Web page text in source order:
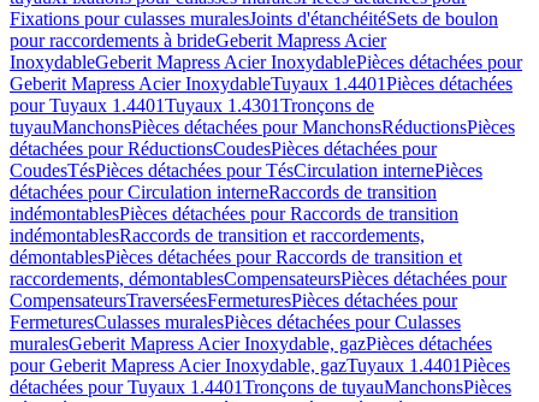
Fixations pour culasses muralesJoints d'étanchéitéSets de boulon
pour raccordements à brideGeberit Mapress Acier
InoxydableGeberit Mapress Acier InoxydablePièces détachées pour
Geberit Mapress Acier InoxydableTuyaux 1.4401Pièces détachées
pour Tuyaux 1.4401Tuyaux 1.4301Tronçons de
tuyauManchonsPièces détachées pour ManchonsRéductionsPièces
détachées pour RéductionsCoudesPièces détachées pour
CoudesTésPièces détachées pour TésCirculation internePièces
détachées pour Circulation interneRaccords de transition
indémontablesPièces détachées pour Raccords de transition
indémontablesRaccords de transition et raccordements,
démontablesPièces détachées pour Raccords de transition et
raccordements, démontablesCompensateursPièces détachées pour
CompensateursTraverséesFermeturesPièces détachées pour
FermeturesCulasses muralesPièces détachées pour Culasses
muralesGeberit Mapress Acier Inoxydable, gazPièces détachées
pour Geberit Mapress Acier Inoxydable, gazTuyaux 1.4401Pièces
détachées pour Tuyaux 1.4401Tronçons de tuyauManchonsPièces